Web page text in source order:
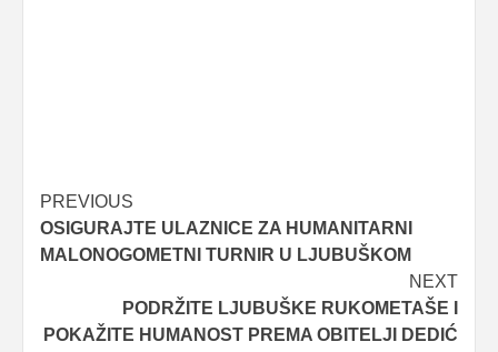
Post
navigation
PREVIOUS
OSIGURAJTE ULAZNICE ZA HUMANITARNI
MALONOGOMETNI TURNIR U LJUBUŠKOM
NEXT
PODRŽITE LJUBUŠKE RUKOMETAŠE I
POKAŽITE HUMANOST PREMA OBITELJI DEDIĆ